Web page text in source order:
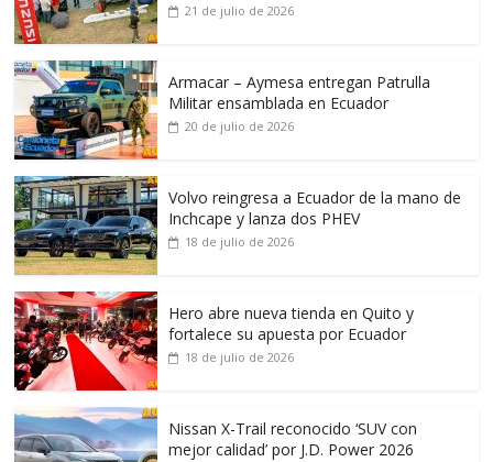
21 de julio de 2026
Armacar – Aymesa entregan Patrulla
Militar ensamblada en Ecuador
20 de julio de 2026
Volvo reingresa a Ecuador de la mano de
Inchcape y lanza dos PHEV
18 de julio de 2026
Hero abre nueva tienda en Quito y
fortalece su apuesta por Ecuador
18 de julio de 2026
Nissan X-Trail reconocido ‘SUV con
mejor calidad’ por J.D. Power 2026